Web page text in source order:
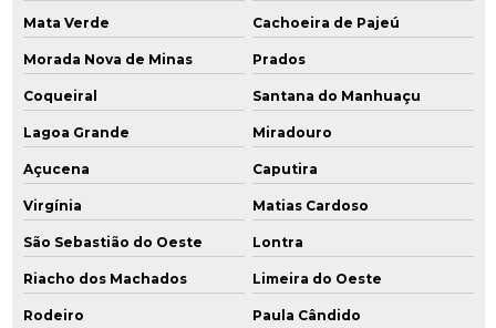
Mata Verde Cachoeira de Pajeú
Morada Nova de Minas Prados
Coqueiral Santana do Manhuaçu
Lagoa Grande Miradouro
Açucena Caputira
Virgínia Matias Cardoso
São Sebastião do Oeste Lontra
Riacho dos Machados Limeira do Oeste
Rodeiro Paula Cândido